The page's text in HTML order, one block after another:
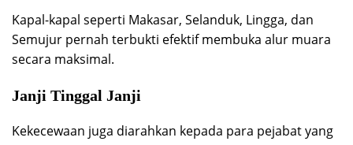
Kapal-kapal seperti Makasar, Selanduk, Lingga, dan
Semujur pernah terbukti efektif membuka alur muara
secara maksimal.
Janji Tinggal Janji
Kekecewaan juga diarahkan kepada para pejabat yang